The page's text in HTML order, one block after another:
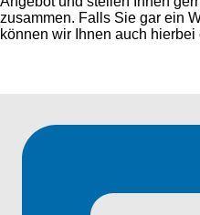
zusammen. Falls Sie gar ein
können wir Ihnen auch